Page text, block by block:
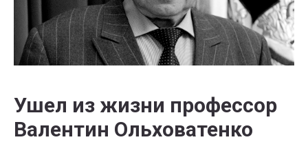
Ушел из жизни профессор
Валентин Ольховатенко